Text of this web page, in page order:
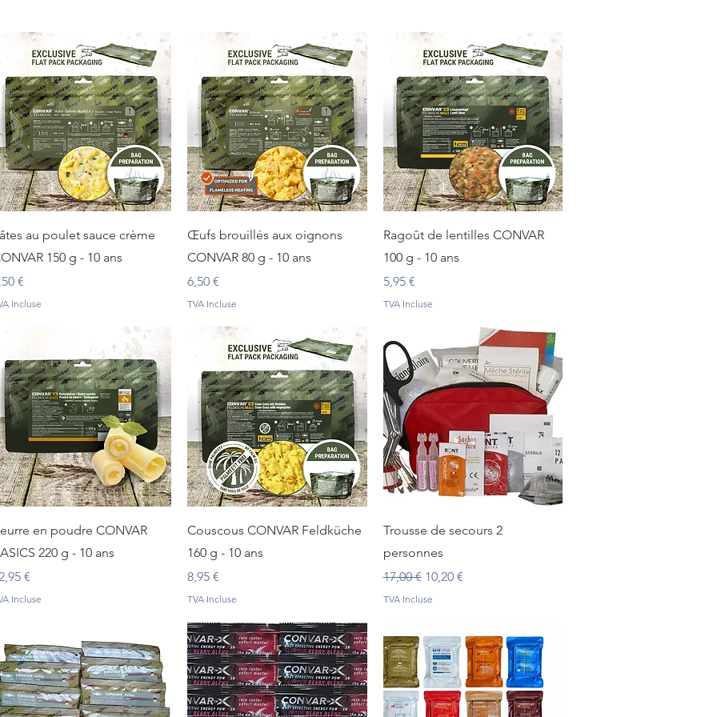
Aperçu rapide
au poulet sauce crème
150 g - 10 ans
€
Incluse
Aperçu rapide
Œufs brouillés aux oignons
CONVAR 80 g - 10 ans
Prix
6,50 €
TVA Incluse
Aperçu rapide
Ragoût de lentilles CONVAR
100 g - 10 ans
Prix
5,95 €
TVA Incluse
Aperçu rapide
en poudre CONVAR
220 g - 10 ans
€
Incluse
Aperçu rapide
Couscous CONVAR Feldküche
160 g - 10 ans
Prix
8,95 €
TVA Incluse
Aperçu rapide
Trousse de secours 2
personnes
Prix original
17,00 € Prix promotionnel
10,20 €
TVA Incluse